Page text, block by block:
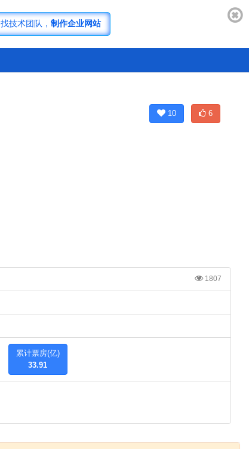
找技术团队， 制作企业网站
济南网站开发
10 6
1807
累计票房(亿)
33.91